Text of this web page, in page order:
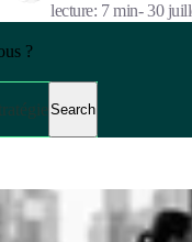
lecture: 7 min 30
?
Search